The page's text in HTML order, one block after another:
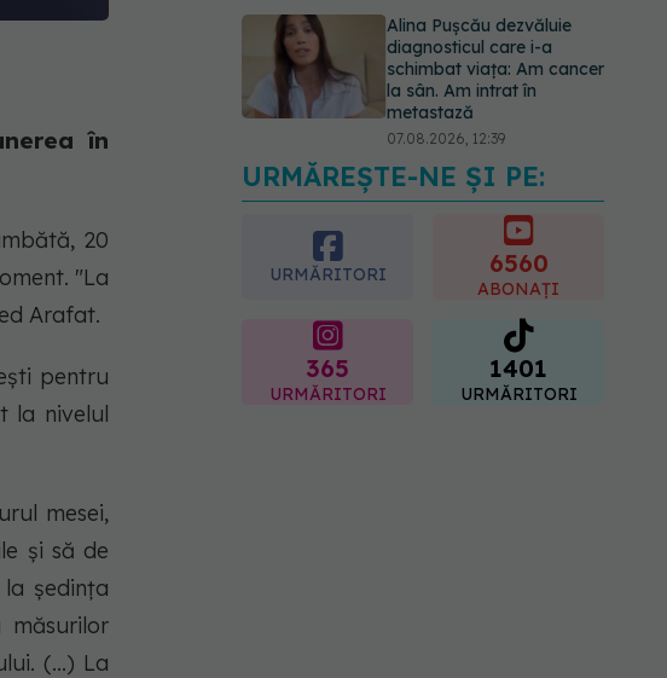
în
20
"La
Arafat.
pentru
la nivelul
mesei,
şi să de
ședința
(...) La
Alina Pușcău dezvăluie
diagnosticul care i-a
schimbat viața: Am cancer
la sân. Am intrat în
metastază
07.08.2026, 12:39
Dieta care poate crește
brusc colesterolul. Cine
este mai expus
07.08.2026, 17:22
URMĂREȘTE-NE ȘI PE:
URMĂRITORI 6560
ABONAȚI
365
URMĂRITORI
1401
URMĂRITORI